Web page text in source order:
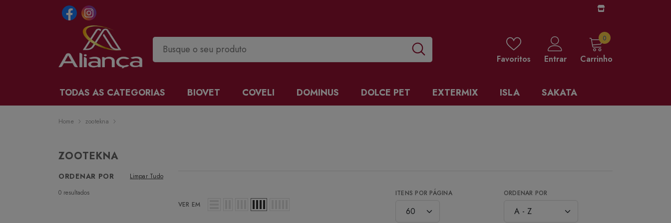
Favoritos Entrar Carrinho
00 items
TODAS AS CATEGORIAS BIOVET COVELI DOMINUS DOLCE PET EXTERMIX ISLA SAKATA
Home zootekna
ZOOTEKNA
ORDENAR POR
Limpar Tudo
0 resultados
VER EM
ITENS POR PÁGINA ORDENAR POR